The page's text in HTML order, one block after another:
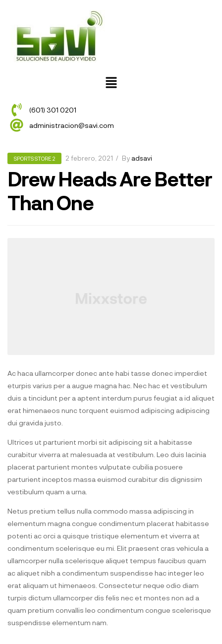
(601) 301 0201
administracion@savi.com
SPORTS STORE 2 2 febrero, 2021 By adsavi
Drew Heads Are Better
Than One
Ac haca ullamcorper donec ante habi tasse donec imperdiet
eturpis varius per a augue magna hac. Nec hac et vestibulum
duis a tincidunt per a aptent interdum purus feugiat a id aliquet
erat himenaeos nunc torquent euismod adipiscing adipiscing
dui gravida justo.
Ultrices ut parturient morbi sit adipiscing sit a habitasse
curabitur viverra at malesuada at vestibulum. Leo duis lacinia
placerat parturient montes vulputate cubilia posuere
parturient inceptos massa euismod curabitur dis dignissim
vestibulum quam a urna.
Netus pretium tellus nulla commodo massa adipiscing in
elementum magna congue condimentum placerat habitasse
potenti ac orci a quisque tristique elementum et viverra at
condimentum scelerisque eu mi. Elit praesent cras vehicula a
ullamcorper nulla scelerisque aliquet tempus faucibus quam
ac aliquet nibh a condimentum suspendisse hac integer leo
erat aliquam ut himenaeos. Consectetur neque odio diam
turpis dictum ullamcorper dis felis nec et montes non ad a
quam pretium convallis leo condimentum congue scelerisque
suspendisse elementum nam.